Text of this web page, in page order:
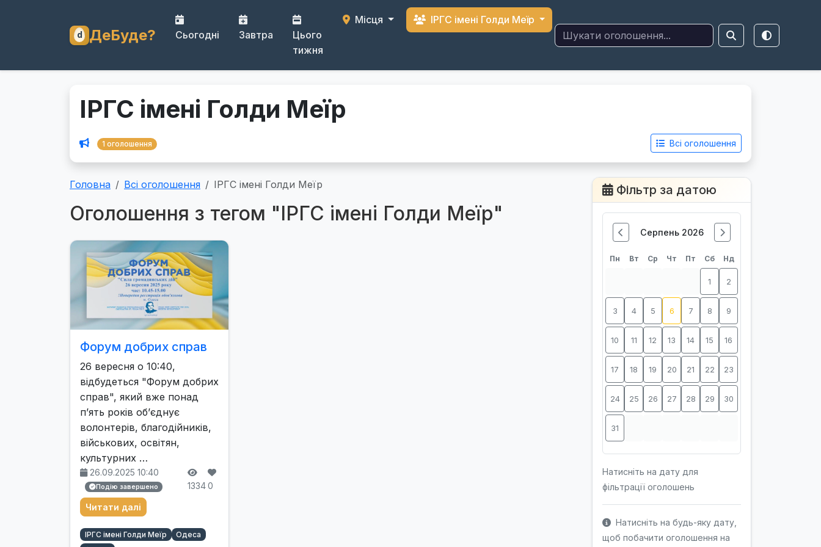
ДеБуде? Сьогодні Завтра
Цього
тижня
Місця ІРГС імені Голди Меїр
ІРГС імені Голди Меїр
1 оголошення Всі оголошення
Головна Всі оголошення ІРГС імені Голди Меїр
Оголошення з тегом "ІРГС імені Голди Меїр"
Форум добрих справ
26 вересня о 10:40,
відбудеться "Форум добрих
справ", який вже понад
п’ять років об’єднує
волонтерів, благодійників,
військових, освітян,
культурних …
26.09.2025 10:40
Подію завершено 13340
Читати далі
ІРГС імені Голди Меїр
Одеса
Фільтр за датою
Серпень 2026
Пн Вт Ср Чт Пт Сб Нд
1 2
3 4 5 6 7 8 9
10 11 12 13 14 15 16
17 18 19 20 21 22 23
24 25 26 27 28 29 30
31
Натисніть на дату для
фільтрації оголошень
Натисніть на будь-яку дату,
щоб побачити оголошення на